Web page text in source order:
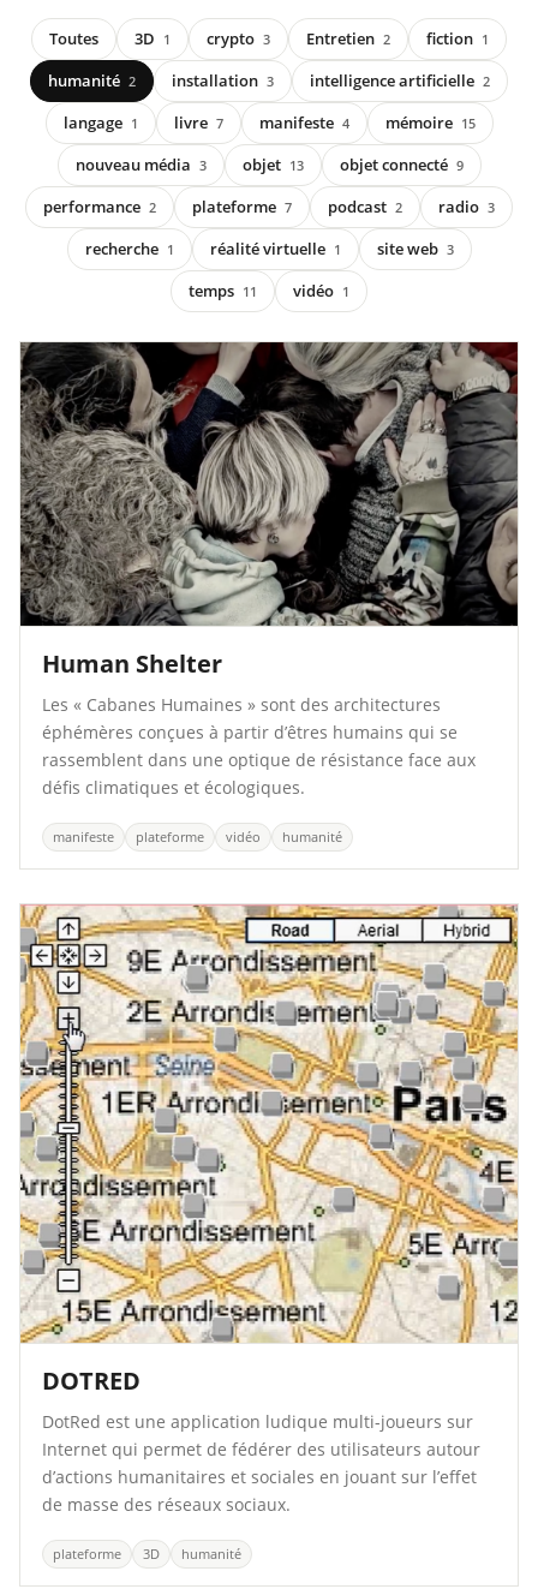
Toutes 3D 1 crypto 3 Entretien 2 fiction 1
humanité 2 installation 3 intelligence artificielle 2
langage 1 livre 7 manifeste 4 mémoire 15
nouveau média 3 objet 13 objet connecté 9
performance 2 plateforme 7 podcast 2 radio 3
recherche 1 réalité virtuelle 1 site web 3
temps 11 vidéo 1
Human Shelter
Les « Cabanes Humaines » sont des architectures
éphémères conçues à partir d’êtres humains qui se
rassemblent dans une optique de résistance face aux
défis climatiques et écologiques.
manifeste plateforme vidéo humanité
DOTRED
DotRed est une application ludique multi-joueurs sur
Internet qui permet de fédérer des utilisateurs autour
d’actions humanitaires et sociales en jouant sur l’effet
de masse des réseaux sociaux.
plateforme 3D humanité